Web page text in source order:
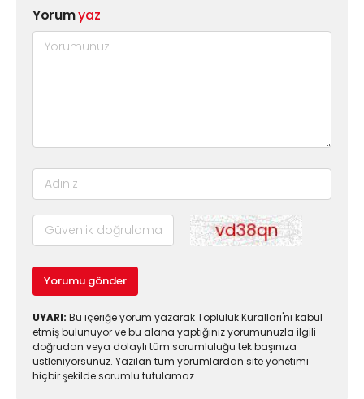
Yorumyaz
Yorumu gönder
UYARI: Bu içeriğe yorum yazarak Topluluk Kuralları'nı kabul
etmiş bulunuyor ve bu alana yaptığınız yorumunuzla ilgili
doğrudan veya dolaylı tüm sorumluluğu tek başınıza
üstleniyorsunuz. Yazılan tüm yorumlardan site yönetimi
hiçbir şekilde sorumlu tutulamaz.